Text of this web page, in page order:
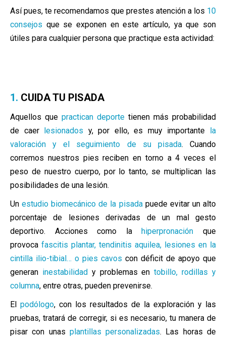
Así pues, te recomendamos que prestes atención a los 10
consejos que se exponen en este artículo, ya que son
útiles para cualquier persona que practique esta actividad:
1. CUIDA TU PISADA
Aquellos que practican deporte tienen más probabilidad
de caer lesionados y, por ello, es muy importante la
valoración y el seguimiento de su pisada. Cuando
corremos nuestros pies reciben en torno a 4 veces el
peso de nuestro cuerpo, por lo tanto, se multiplican las
posibilidades de una lesión.
Unestudio biomecánico de la pisadapuede evitar un alto
porcentaje de lesiones derivadas de un mal gesto
deportivo. Acciones como lahiperpronación que
provoca fascitis plantar, tendinitis aquilea, lesiones en la
cintilla ilio-tibial… o pies cavos con déficit de apoyo que
generan inestabilidady problemas en tobillo, rodillas y
columna, entre otras, pueden prevenirse.
El podólogo, con los resultados de la exploración y las
pruebas, tratará de corregir, si es necesario, tu manera de
pisar con unas plantillas personalizadas. Las horas de